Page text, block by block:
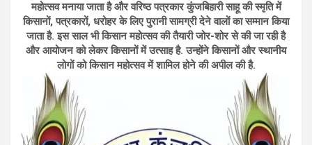
महोत्सव मनाया जाता है और वरिष्ठ पत्रकार कुंजबिहारी साहू की स्मृति में
किसानों, पत्रकारों, धरोहर के लिए पुरानी सामग्री देने वालों का सम्मान किया
जाता है. इस साल भी किसान महोत्सव की तैयारी जोर-शोर से की जा रही है
और आयोजन को लेकर किसानों में उत्साह है. उन्होंने किसानों और स्थानीय
लोगों को किसान महोत्सव में शामिल होने की अपील की है.